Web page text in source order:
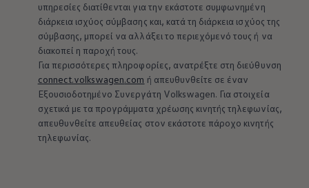
υπηρεσίες διατίθενται για την εκάστοτε συμφωνημένη
διάρκεια ισχύος σύμβασης και, κατά τη διάρκεια ισχύος της
σύμβασης, μπορεί να αλλάξει το περιεχόμενό τους ή να
διακοπεί η παροχή τους.
Για περισσότερες πληροφορίες, ανατρέξτε στη διεύθυνση
connect.volkswagen.com ή απευθυνθείτε σε έναν
Εξουσιοδοτημένο Συνεργάτη Volkswagen. Για στοιχεία
σχετικά με τα προγράμματα χρέωσης κινητής τηλεφωνίας,
απευθυνθείτε απευθείας στον εκάστοτε πάροχο κινητής
τηλεφωνίας.